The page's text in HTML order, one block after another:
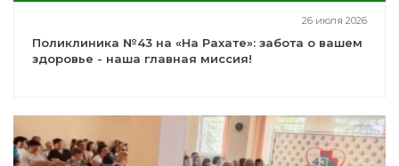
26 июля 2026
Поликлиника №43 на «На Рахате»: забота о вашем
здоровье - наша главная миссия!